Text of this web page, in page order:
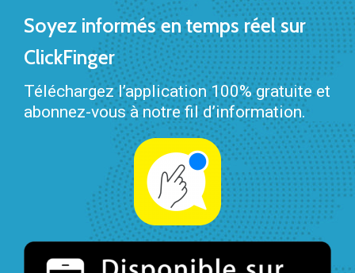
Soyez informés en temps réel sur
ClickFinger
Téléchargez l’application 100% gratuite et
abonnez-vous à notre fil d’information.